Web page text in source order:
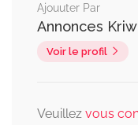
Ajouuter Par
Annonces
Voir le profil
Veuillez vous